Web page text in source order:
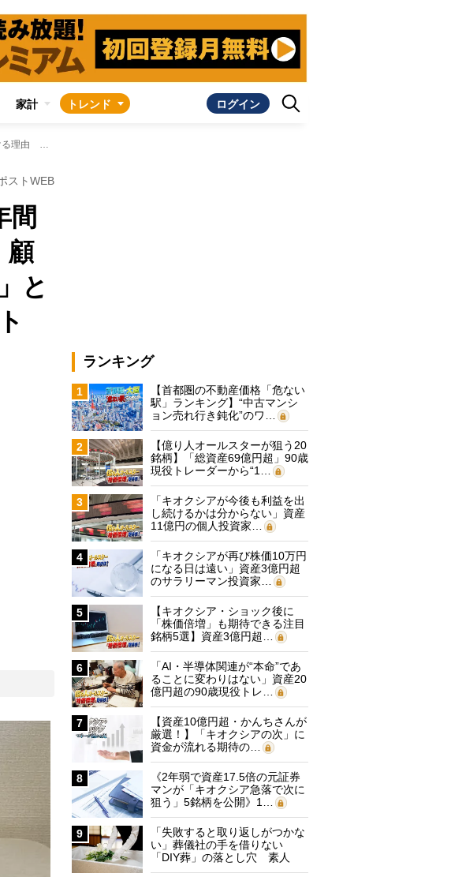
家計 トレンド ログイン
マクドナルドの愛好家たちに聞いた「3年間で6回目の値上げ」でも通い続ける理由 顧客をつなぎとめる「圧倒的利用しやすさ」と「相対的安さ」というストロングポイント
ストWEB
間
顧
と
ランキング
1
【首都圏の不動産価格「危ない
駅」ランキング】“中古マンシ
ョン売れ行き鈍化”のワ…
2
【億り人オールスターが狙う20
銘柄】「総資産69億円超」90歳
現役トレーダーから“1…
3
「キオクシアが今後も利益を出
し続けるかは分からない」資産
11億円の個人投資家…
4
「キオクシアが再び株価10万円
になる日は遠い」資産3億円超
のサラリーマン投資家…
5
【キオクシア・ショック後に
「株価倍増」も期待できる注目
銘柄5選】資産3億円超…
6
「AI・半導体関連が“本命”であ
ることに変わりはない」資産20
億円超の90歳現役トレ…
7
【資産10億円超・かんちさんが
厳選！】「キオクシアの次」に
資金が流れる期待の…
8
《2年弱で資産17.5倍の元証券
マンが「キオクシア急落で次に
狙う」5銘柄を公開》1…
9
「失敗すると取り返しがつかな
い」葬儀社の手を借りない
「DIY葬」の落とし穴 素人
に…